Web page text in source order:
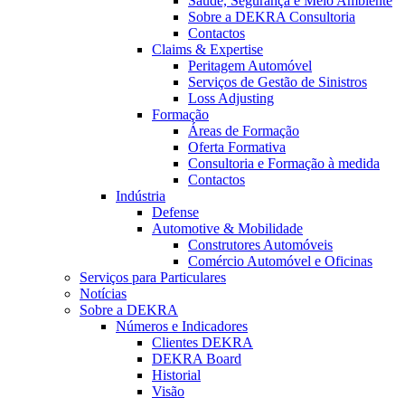
Sobre a DEKRA Consultoria
Contactos
Claims & Expertise
Peritagem Automóvel
Serviços de Gestão de Sinistros
Loss Adjusting
Formação
Áreas de Formação
Oferta Formativa
Consultoria e Formação à medida
Contactos
Indústria
Defense
Automotive & Mobilidade
Construtores Automóveis
Comércio Automóvel e Oficinas
Serviços para Particulares
Notícias
Sobre a DEKRA
Números e Indicadores
Clientes DEKRA
DEKRA Board
Historial
Visão